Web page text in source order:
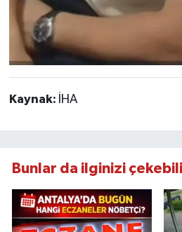
Kaynak: İHA
Bunlar da ilginizi